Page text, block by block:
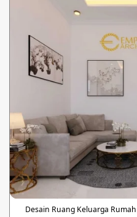
Desain Ruang Keluarga